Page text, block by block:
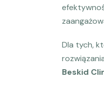
Dla tych,
Beskid